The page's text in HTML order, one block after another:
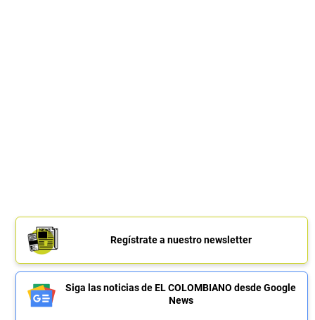
Regístrate a nuestro newsletter
Siga las noticias de EL COLOMBIANO desde Google
News